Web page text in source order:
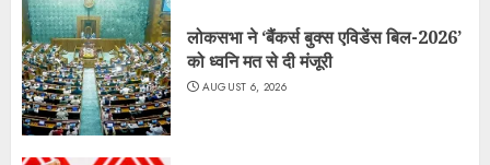
लोकसभा ने ‘बैंकर्स बुक्स एविडेंस बिल-2026’
को ध्वनि मत से दी मंजूरी
AUGUST 6, 2026